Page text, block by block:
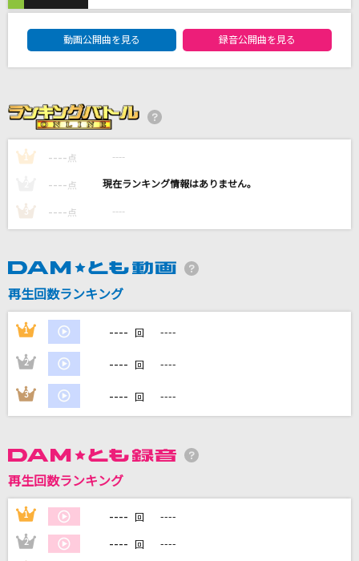
大川栄策
憂う門には福来たる
somei
[生音]ただいま
JUJU
SUPER EIGHT
DAMの新曲・ランキングなど
カラオケ最新情報をチェック！
カラオケをもっと楽しもう！
自宅でカラオケ歌い放題！
動画公開曲を見る 録音公開曲を見る
1 ---- 点 ----
---- 点 ----
3 ---- 点 ----
再生回数ランキング
1 ---- 回 ----
2 ---- 回 ----
3 ---- 回 ----
再生回数ランキング
1 ---- 回 ----
2 ---- 回 ----